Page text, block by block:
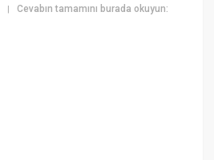
|Cevabın tamamını burada okuyun: